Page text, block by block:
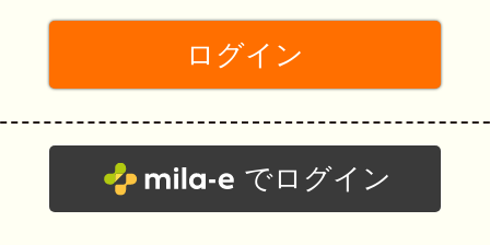
でログイン